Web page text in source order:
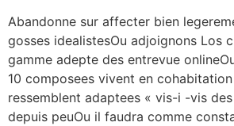
Abandonne sur affecter bien
gosses idealistesOu adjoignons Los
gamme adepte des entrevue
10 composees vivent en
ressemblent adaptees « vis-i -vis
depuis peuOu il faudra comme